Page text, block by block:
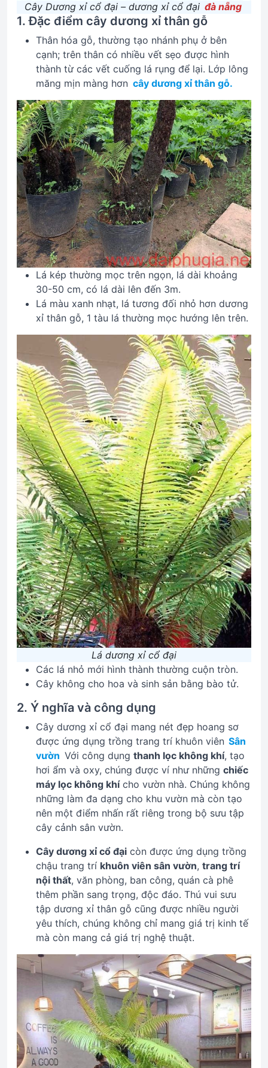
Cây Dương xỉ cổ đại – dương xỉ cổ đại đà nẵng
1. Đặc điểm cây dương xỉ thân gỗ
Thân hóa gỗ, thường tạo nhánh phụ ở bên
cạnh; trên thân có nhiều vết sẹo được hình
thành từ các vết cuống lá rụng để lại. Lớp lông
măng mịn màng hơn cây dương xỉ thân gỗ.
Lá kép thường mọc trên ngọn, lá dài khoảng
30-50 cm, có lá dài lên đến 3m.
Lá màu xanh nhạt, lá tương đối nhỏ hơn dương
xỉ thân gỗ, 1 tàu lá thường mọc hướng lên trên.
Lá dương xỉ cổ đại
Các lá nhỏ mới hình thành thường cuộn tròn.
Cây không cho hoa và sinh sản bằng bào tử.
2. Ý nghĩa và công dụng
Cây dương xỉ cổ đại mang nét đẹp hoang sơ
được ứng dụng trồng trang trí khuôn viên Sân
vườn Với công dụngthanh lọc không khí, tạo
hơi ẩm và oxy, chúng được ví như những chiếc
máy lọc không khícho vườn nhà. Chúng không
những làm đa dạng cho khu vườn mà còn tạo
nên một điểm nhấn rất riêng trong bộ sưu tập
cây cảnh sân vườn.
Cây dương xỉ cổ đại còn được ứng dụng trồng
chậu trang trí khuôn viên sân vườn, trang trí
nội thất, văn phòng, ban công, quán cà phê
thêm phần sang trọng, độc đáo. Thú vui sưu
tập dương xỉ thân gỗ cũng được nhiều người
yêu thích, chúng không chỉ mang giá trị kinh tế
mà còn mang cả giá trị nghệ thuật.